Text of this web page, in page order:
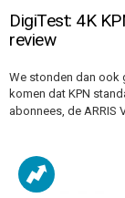
DigiTest: 4K
review
We stonden dan ook
komen dat KPN
abonnees, de ARRIS